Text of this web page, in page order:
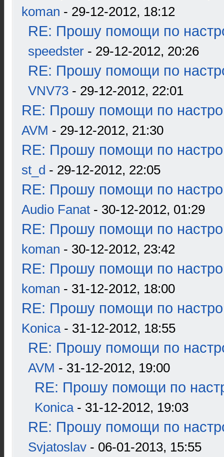
koman - 29-12-2012, 18:12
RE: Прошу помощи по
speedster - 29-12-2012, 20:26
RE: Прошу помощи по
VNV73 - 29-12-2012, 22:01
RE: Прошу помощи по
AVM - 29-12-2012, 21:30
RE: Прошу помощи по
st_d - 29-12-2012, 22:05
RE: Прошу помощи по
Audio Fanat - 30-12-2012, 01:29
RE: Прошу помощи по
koman - 30-12-2012, 23:42
RE: Прошу помощи по
koman - 31-12-2012, 18:00
RE: Прошу помощи по
Konica- 31-12-2012, 18:55
RE: Прошу помощи по
AVM - 31-12-2012, 19:00
RE: Прошу помощи по
Konica- 31-12-2012, 19:03
RE: Прошу помощи по
Svjatoslav - 06-01-2013, 15:55